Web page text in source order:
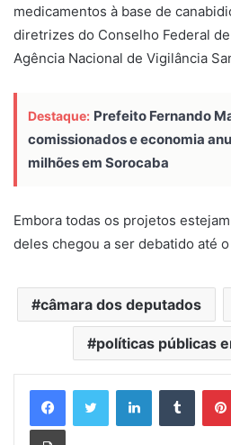
medicamentos à base de
diretrizes do Conselho Federal
Agência Nacional de Vigilância
Destaque: Prefeito Fernando
comissionados e economia
milhões em Sorocaba
Embora todas os projetos
deles chegou a ser debatido até
câmara dos deputados
políticas públicas
LinkedinTumblr
Imprimir